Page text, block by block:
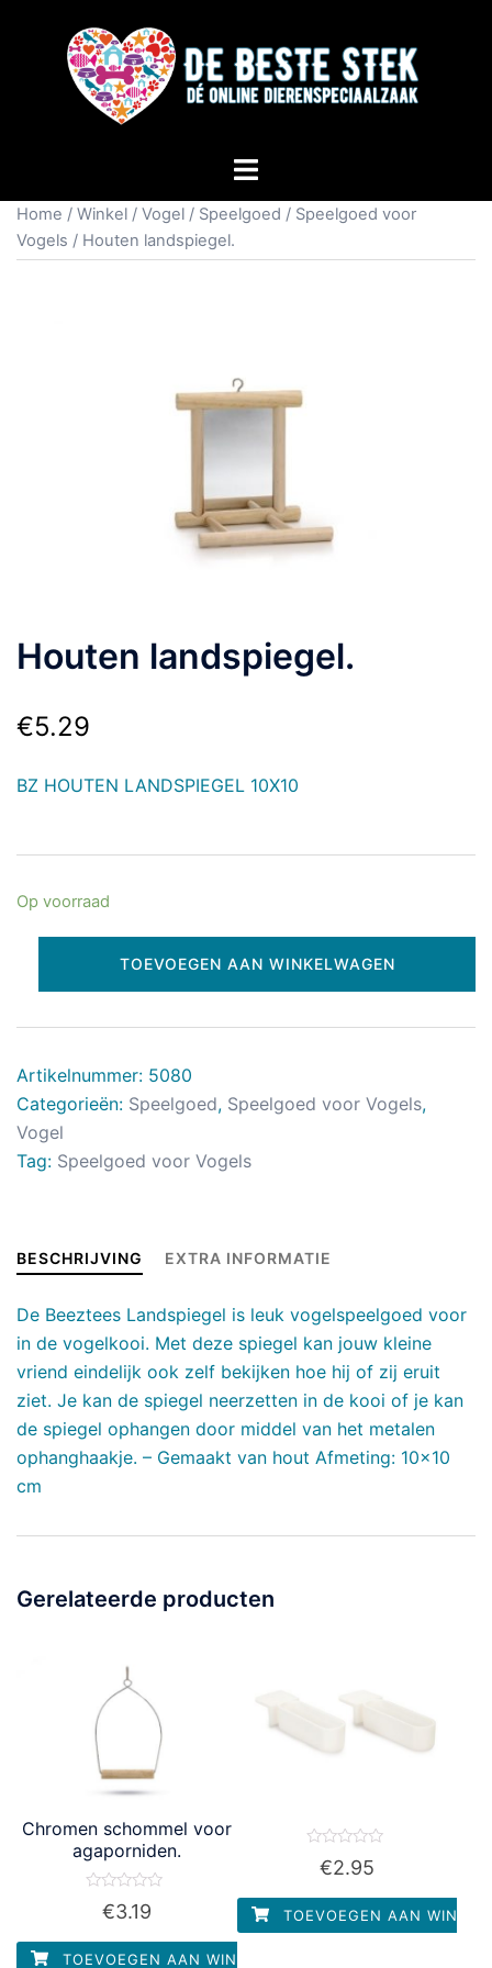
Home / Winkel / Vogel / Speelgoed / Speelgoed voor
Vogels / Houten landspiegel.
Houten landspiegel.
€5.29
BZ HOUTEN LANDSPIEGEL 10X10
Op voorraad
TOEVOEGEN AAN WINKELWAGEN
Artikelnummer: 5080
Categorieën: Speelgoed, Speelgoed voor Vogels,
Vogel
Tag: Speelgoed voor Vogels
BESCHRIJVING EXTRA INFORMATIE
De Beeztees Landspiegel is leuk vogelspeelgoed voor
in de vogelkooi. Met deze spiegel kan jouw kleine
vriend eindelijk ook zelf bekijken hoe hij of zij eruit
ziet. Je kan de spiegel neerzetten in de kooi of je kan
de spiegel ophangen door middel van het metalen
ophanghaakje. – Gemaakt van hout Afmeting: 10×10
cm
Gerelateerde producten
Chromen schommel voor
agaporniden.
Waardering
5
€3.19
TOEVOEGEN AAN WINKELWAGEN
Waardering
5
€2.95
TOEVOEGEN AAN